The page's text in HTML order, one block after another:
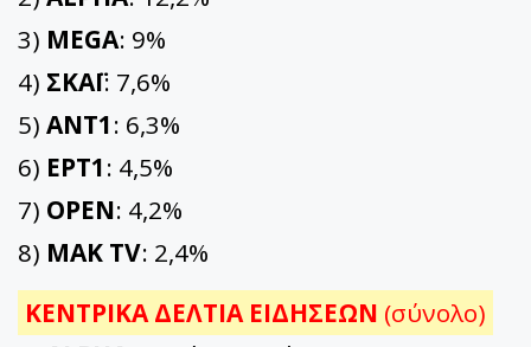
3) MEGA: 9%
4) ΣΚΑΪ: 7,6%
5) ΑΝΤ1: 6,3%
6) ΕΡΤ1: 4,5%
7) OPEN: 4,2%
8) ΜΑΚ TV: 2,4%
ΚΕΝΤΡΙΚΑ ΔΕΛΤΙΑ ΕΙΔΗΣΕΩΝ (σύνολο)